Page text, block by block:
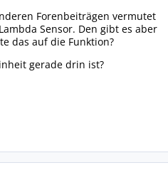
Forenbeiträgen vermutet
Sensor. Den gibt es aber
das auf die Funktion?
gerade drin ist?